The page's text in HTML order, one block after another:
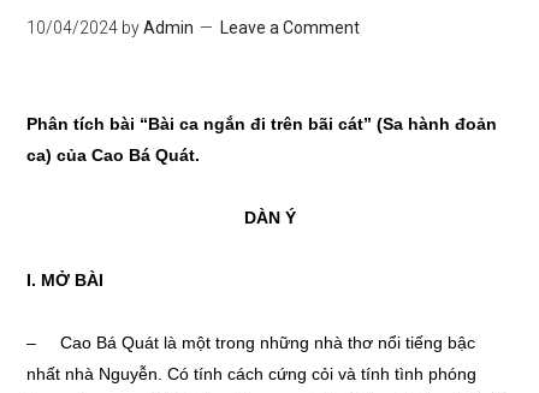
10/04/2024 byAdmin Leave a Comment
Phân tích bài “Bài ca ngắn đi trên bãi cát” (Sa hànhđoản
ca) của Cao Bá Quát.
DÀN Ý
I. MỞ BÀI
– Cao Bá Quát là một trong những nhà thơ nổi tiếng bậc
nhất nhà Nguyễn. Có tính cách cứng cỏi và tính tình phóng